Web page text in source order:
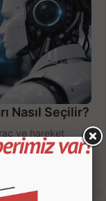
Nasıl Seçilir?
ve hareket
iş yeriniz için doğru